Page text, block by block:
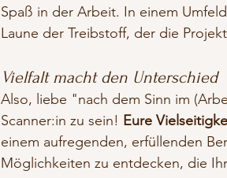
Spaß in der Arbeit. In einem
Laune der Treibstoff, der die
Vielfalt macht den Unterschied
Also, liebe "nach dem Sinn im
Scanner:in zu sein! Eure
einem aufregenden, erfüllenden
Möglichkeiten zu entdecken, die